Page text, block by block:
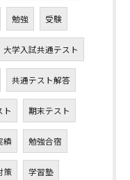
勉強 受験
大学入試共通テスト
共通テスト解答
ト 期末テスト
績 勉強合宿
策 学習塾